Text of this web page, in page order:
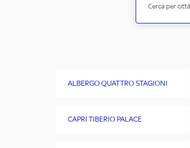
ALBERGO QUATTRO STAGIONI
CAPRI TIBERIO PALACE